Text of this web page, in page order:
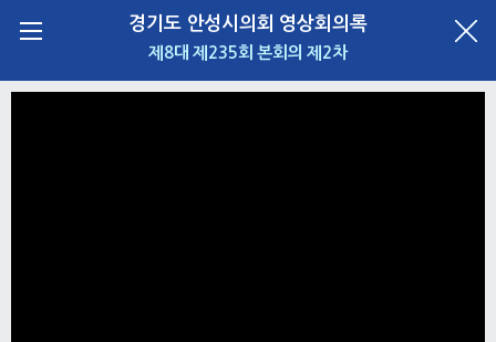
경기도 안성시의회 영상회의록
제8대 제235회 본회의 제2차